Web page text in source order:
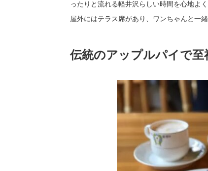
ったりと流れる軽井沢らしい時間を心地よく
屋外にはテラス席があり、ワンちゃんと一
伝統のアップルパイで至